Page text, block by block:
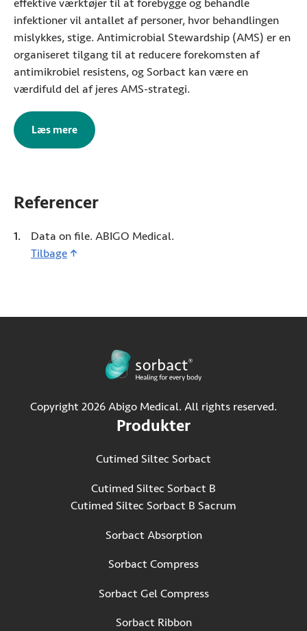
effektive værktøjer til at forebygge og behandle
infektioner vil antallet af personer, hvor behandlingen
mislykkes, stige. Antimicrobial Stewardship (AMS) er en
organiseret tilgang til at reducere forekomsten af
antimikrobiel resistens, og Sorbact kan være en
værdifuld del af jeres AMS-strategi.
Læs mereom kampen mod antimikrobiel resistens
Referencer
Data on file. ABIGO Medical.
Tilbage
Copyright 2026 Abigo Medical. All rights reserved.
Produkter
Cutimed Siltec Sorbact
Cutimed Siltec Sorbact B
Cutimed Siltec Sorbact B Sacrum
Sorbact Absorption
Sorbact Compress
Sorbact Gel Compress
Sorbact Ribbon